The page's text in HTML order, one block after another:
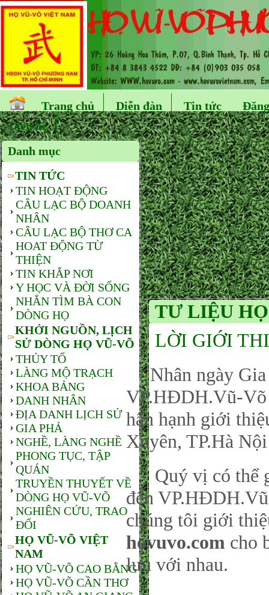
Trang chủ Diễn đàn Tin tức
Liên hệ
Danh mục
TIN TỨC
TIN HOẠT ĐỘNG
CÂU LẠC BỘ DOANH
NHÂN
CÂU LẠC BỘ THƠ CA
HOAT ĐỘNG TỪ
THIỆN
TIN KHẮP NƠI
Y HỌC VÀ ĐỜI SỐNG
NHẮN TÌM BÀ CON
DÒNG HỌ
KHỞI NGUỒN, LỊCH
SỬ DÒNG HỌ VŨ-VÕ
THỦY TỔ
LÀNG MỘ TRẠCH
KHOA BẢNG
DANH NHÂN
ĐỊA DANH LỊCH SỬ
GIA PHẢ
NGHỀ, LÀNG NGHỀ
PHONG TỤC, TẬP
QUÁN
TRUYỀN THUYẾT VỀ
DÒNG HỌ VŨ-VÕ
NGHIÊN CỨU, TRAO
ĐỔI
HỌ VŨ-VÕ VIỆT
NAM
HỌ VŨ-VÕ CAO BẰNG
HỌ VŨ-VÕ CẦN THƠ
TƯ LIỆU
LỜI GIỚI
Nhân ngày Gia
VP.HĐDH.Vũ-Võ
hân hạnh giới
Xuyên, TP.Hà
Quý vị có thể
đến
chúng tôi giới
hovuvo.com cho
lưu với nhau.